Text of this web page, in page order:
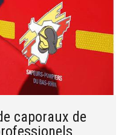
caporaux de